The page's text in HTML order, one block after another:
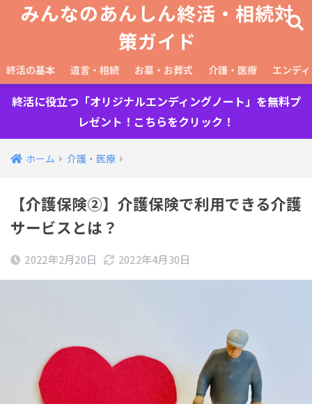
みんなのあんしん終活・相続対
策ガイド
終活の基本 遺言・相続 お墓・お葬式 介護・医療 エンデ
終活に役立つ「オリジナルエンディングノート」を無料プ
レゼント！こちらをクリック！
ホーム 介護・医療
【介護保険②】介護保険で利用できる介護
サービスとは？
2022年2月20日 2022年4月30日